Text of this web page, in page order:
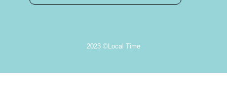
2023 ©Local Time